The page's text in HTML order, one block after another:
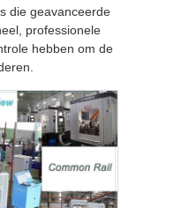
die geavanceerde
professionele
hebben om de